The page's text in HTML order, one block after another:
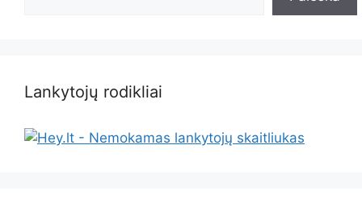
Lankytojų rodikliai